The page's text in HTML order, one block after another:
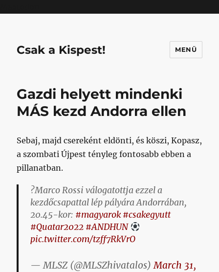
Csak a Kispest! MENÜ
Gazdi helyett mindenki
MÁS kezd Andorra ellen
Sebaj, majd csereként eldönti, és köszi, Kopasz,
a szombati Újpest tényleg fontosabb ebben a
pillanatban.
?Marco Rossi válogatottja ezzel a
kezdőcsapattal lép pályára Andorrában,
20.45-kor: #magyarok #csakegyutt
#Quatar2022 #ANDHUN
pic.twitter.com/tzff7RkVrO
— MLSZ (@MLSZhivatalos)March 31,